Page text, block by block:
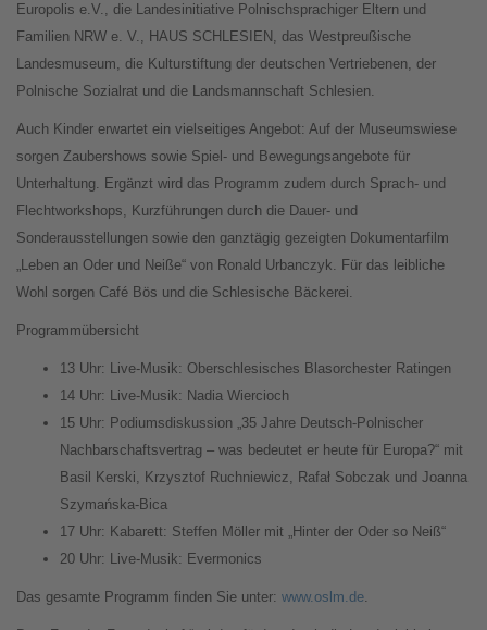
Europolis e.V., die Landesinitiative Polnischsprachiger Eltern und
Familien NRW e. V., HAUS SCHLESIEN, das Westpreußische
Landesmuseum, die Kulturstiftung der deutschen Vertriebenen, der
Polnische Sozialrat und die Landsmannschaft Schlesien.
Auch Kinder erwartet ein vielseitiges Angebot: Auf der Museumswiese
sorgen Zaubershows sowie Spiel- und Bewegungsangebote für
Unterhaltung. Ergänzt wird das Programm zudem durch Sprach- und
Flechtworkshops, Kurzführungen durch die Dauer- und
Sonderausstellungen sowie den ganztägig gezeigten Dokumentarfilm
„Leben an Oder und Neiße“ von Ronald Urbanczyk. Für das leibliche
Wohl sorgen Café Bös und die Schlesische Bäckerei.
Programmübersicht
13 Uhr: Live-Musik: Oberschlesisches Blasorchester Ratingen
14 Uhr: Live-Musik: Nadia Wiercioch
15 Uhr: Podiumsdiskussion „35 Jahre Deutsch-Polnischer
Nachbarschaftsvertrag – was bedeutet er heute für Europa?“ mit
Basil Kerski, Krzysztof Ruchniewicz, Rafał Sobczak und Joanna
Szymańska-Bica
17 Uhr: Kabarett: Steffen Möller mit „Hinter der Oder so Neiß“
20 Uhr: Live-Musik: Evermonics
Das gesamte Programm finden Sie unter: www.oslm.de.